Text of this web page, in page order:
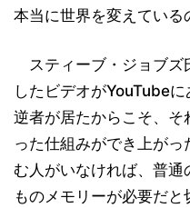
本当に世界を変えている
スティーブ・ジョブズ
したビデオがYouTube
逆者が居たからこそ、
った仕組みができ上が
む人がいなければ、普
ものメモリーが必要だ